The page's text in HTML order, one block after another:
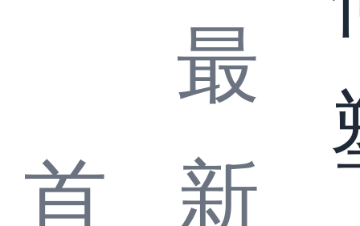
首
最
新